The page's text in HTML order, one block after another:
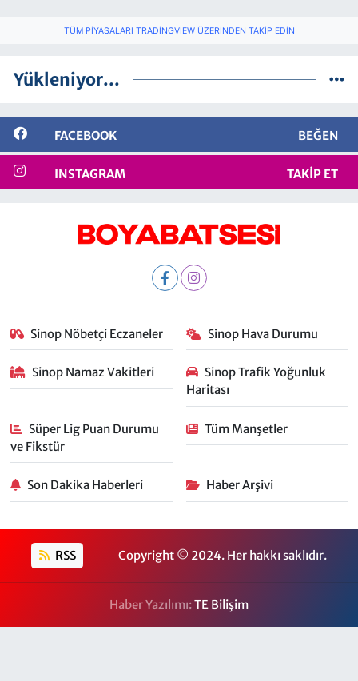
TÜM PIYASALARI TRADINGVIEW ÜZERINDEN TAKIP EDIN
Yükleniyor...
FACEBOOK BEĞEN
INSTAGRAM TAKIP ET
Sinop Nöbetçi Eczaneler Sinop Hava Durumu
Sinop Namaz Vakitleri
Sinop Trafik Yoğunluk
Haritası
Süper Lig Puan Durumu
ve Fikstür
Tüm Manşetler
Son Dakika Haberleri Haber Arşivi
RSS Copyright © 2024. Her hakkı saklıdır.
Haber Yazılımı:TE Bilişim